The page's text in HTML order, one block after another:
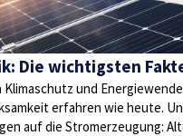
Die wichtigsten
Klimaschutz und
erfahren wie heute.
auf die Stromerzeugung: